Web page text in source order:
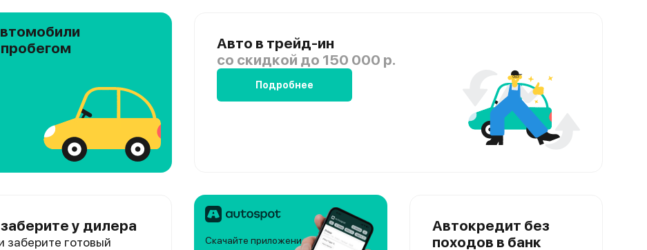
Авто в трейд-ин
со скидкой до 150 000 р.
Подробнее
у дилера
заберите готовый
Скачайте приложение
Автокредит без
походов в банк